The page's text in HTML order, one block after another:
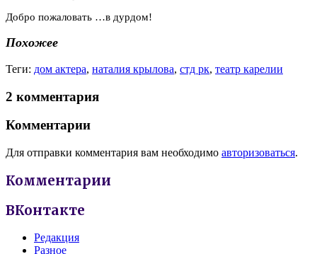
Добро пожаловать …в дурдом!
Похожее
Теги: дом актера, наталия крылова, стд рк, театр карелии
2 комментария
Комментарии
Для отправки комментария вам необходимо авторизоваться.
Комментарии
ВКонтакте
Редакция
Разное